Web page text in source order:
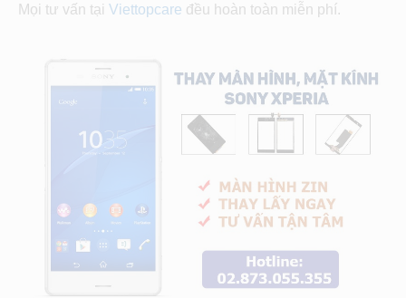
Mọi tư vấn tại Viettopcare đều hoàn toàn miễn phí.